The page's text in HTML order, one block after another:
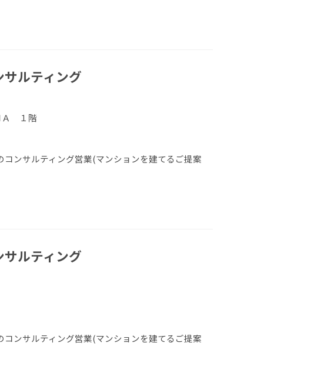
ルティング
Ａ １階
コンサルティング営業(マンションを建てるご提案
ルティング
コンサルティング営業(マンションを建てるご提案